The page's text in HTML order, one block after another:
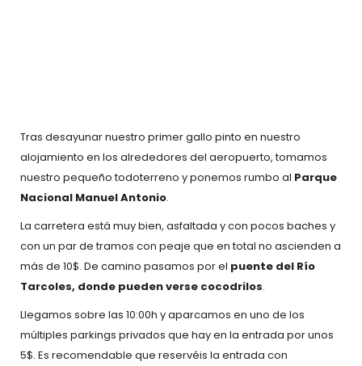
Tras desayunar nuestro primer gallo pinto en nuestro
alojamiento en los alrededores del aeropuerto, tomamos
nuestro pequeño todoterreno y ponemos rumbo al Parque
Nacional Manuel Antonio.
La carretera está muy bien, asfaltada y con pocos baches y
con un par de tramos con peaje que en total no ascienden a
más de 10$. De camino pasamos por el puente del Río
Tarcoles, donde pueden verse cocodrilos.
Llegamos sobre las 10:00h y aparcamos en uno de los
múltiples parkings privados que hay en la entrada por unos
5$. Es recomendable que reservéis la entrada con